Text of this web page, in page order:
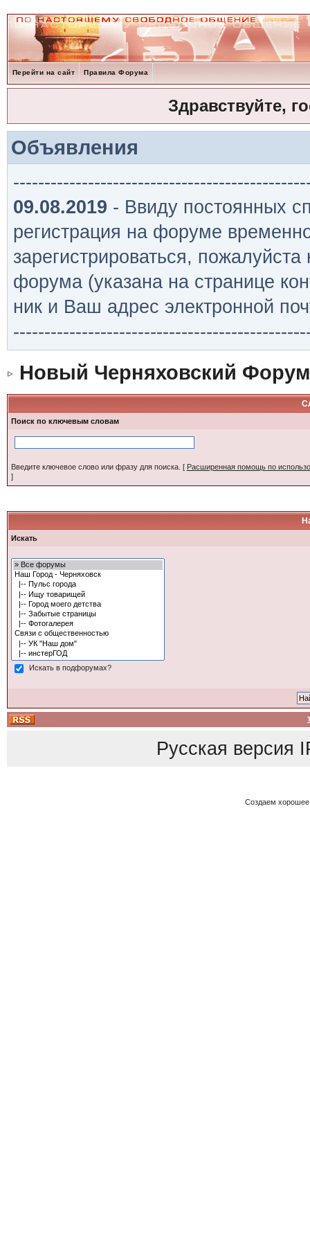
Перейти на сайт Правила Форума
Здравствуйте,
Объявления
09.08.2019 - Ввиду постоянных
регистрация на форуме
зарегистрироваться,
форума (указана на странице
ник и Ваш адрес электронной
Новый Черняховский Форум
Поиск по ключевым словам
Введите ключевое слово или фразу для поиска. [ Расширенная помощь по
]
Искать
Искать в подфорумах?
Русская версия
Создаем